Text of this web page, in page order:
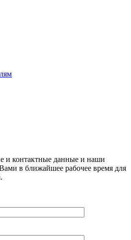
и контактные данные и наши
в ближайшее рабочее время для